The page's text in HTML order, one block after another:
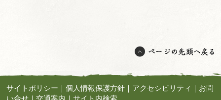
サイトポリシー ｜個人情報保護方針 ｜ アクセシビリティ ｜ お問
い合せ ｜交通案内 ｜サイト内検索